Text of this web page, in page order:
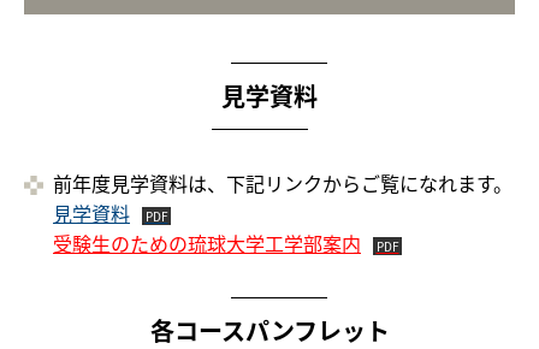
見学資料
前年度見学資料は、下記リンクからご覧になれます。
見学資料
受験生のための琉球大学工学部案内
各コースパンフレット